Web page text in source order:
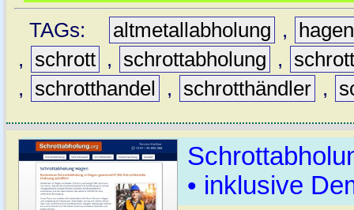
TAGs:
altmetallabholung ,
hagen
,
schrott , schrottabholung ,
,
schrotthandel , schrotthändler ,
• inklusive